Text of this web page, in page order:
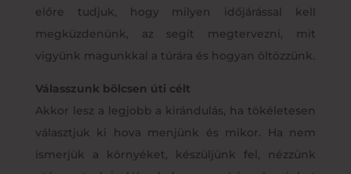
előre tudjuk, hogy milyen időjárással kell
megküzdenünk, az segít megtervezni, mit
vigyünk magunkkal a túrára és hogyan öltözzünk.
Válasszunk bölcsen úti célt
Akkor lesz a legjobb a kirándulás, ha tökéletesen
választjuk ki hova menjünk és mikor. Ha nem
ismerjük a környéket, készüljünk fel, nézzünk